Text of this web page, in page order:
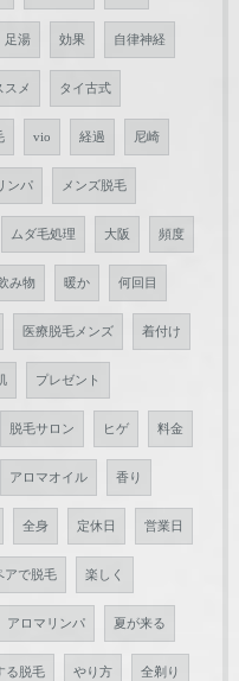
足湯 効果 自律神経
スメ タイ古式
vio 経過 尼崎
ンパ メンズ脱毛
ムダ毛処理 大阪 頻度
み物 暖か 何回目
医療脱毛メンズ 着付け
プレゼント
脱毛サロン ヒゲ 料金
アロマオイル 香り
全身 定休日 営業日
アで脱毛 楽しく
アロマリンパ 夏が来る
る脱毛 やり方 全剃り